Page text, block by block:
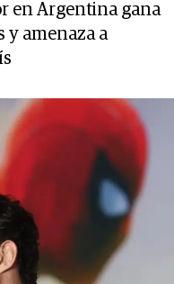
en Argentina gana
y amenaza a